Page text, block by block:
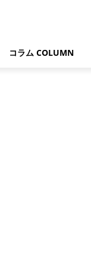
コラム COLUMN